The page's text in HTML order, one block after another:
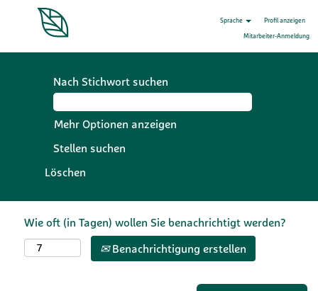
Sprache
Profil anzeigen
Mitarbeiter-Anmeldung
Nach Stichwort suchen
Mehr Optionen anzeigen
Löschen
Wie oft (in Tagen) wollen Sie benachrichtigt werden?
Benachrichtigung erstellen